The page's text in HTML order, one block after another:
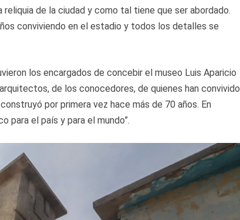
reliquia de la ciudad y como tal tiene que ser abordado.
conviviendo en el estadio y todos los detalles se
los encargados de concebir el museo Luis Aparicio
de los conocedores, de quienes han convivido
por primera vez hace más de 70 años. En
para el país y para el mundo”.